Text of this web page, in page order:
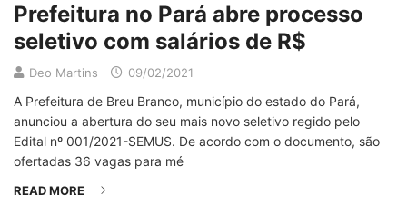
Prefeitura no Pará abre processo
seletivo com salários de R$
Deo Martins 09/02/2021
A Prefeitura de Breu Branco, município do estado do Pará,
anunciou a abertura do seu mais novo seletivo regido pelo
Edital nº 001/2021-SEMUS. De acordo com o documento, são
ofertadas 36 vagas para mé
READ MORE